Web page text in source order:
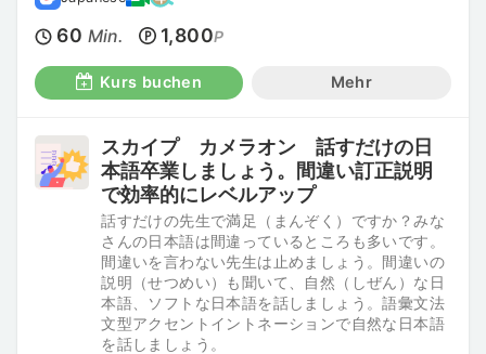
60 Min. 1,800P
Kurs buchen Mehr
スカイプ カメラオン 話すだけの日
本語卒業しましょう。間違い訂正説明
で効率的にレベルアップ
話すだけの先生で満足（まんぞく）ですか？みな
さんの日本語は間違っているところも多いです。
間違いを言わない先生は止めましょう。間違いの
説明（せつめい）も聞いて、自然（しぜん）な日
本語、ソフトな日本語を話しましょう。語彙文法
文型アクセントイントネーションで自然な日本語
を話しましょう。